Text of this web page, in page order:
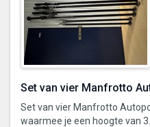
Set van vier Manfrotto
Set van vier Manfrotto
waarmee je een hoogte van